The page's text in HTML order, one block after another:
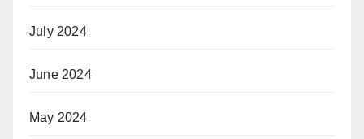
July 2024
June 2024
May 2024